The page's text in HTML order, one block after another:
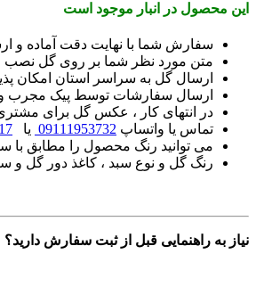
این محصول در انبار موجود است
سفارش شما با نهایت دقت آماده و
متن مورد نظر شما بر روی گل
ارسال گل به سراسر استان امکان
ارسال سفارشات توسط پیک مجرب و
در انتهای کار ، عکس گل برای
تماس یا واتساپ 09111953732 یا
می توانید رنگ محصول را مطابق با
رنگ گل و نوع سبد ، کاغذ دور گل و
نیاز به راهنمایی قبل از ثبت سفارش دارید؟